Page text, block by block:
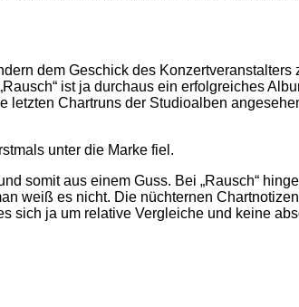
dem Geschick des
ist ja durchaus ein erfolgreiches
letzten Chartruns der Studioalben
unter die Marke fiel.
somit aus einem Guss. Bei „Rausch“
weiß es nicht. Die nüchternen
sich ja um relative Vergleiche und keine